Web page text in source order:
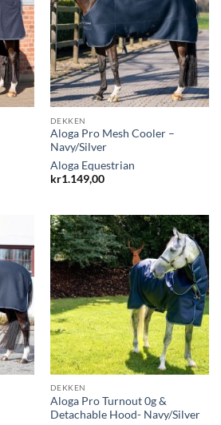
DEKKEN
Aloga Pro Mesh Cooler –
Navy/Silver
Aloga Equestrian
kr1.149,00
DEKKEN
Aloga Pro Turnout 0g &
Detachable Hood- Navy/Silver